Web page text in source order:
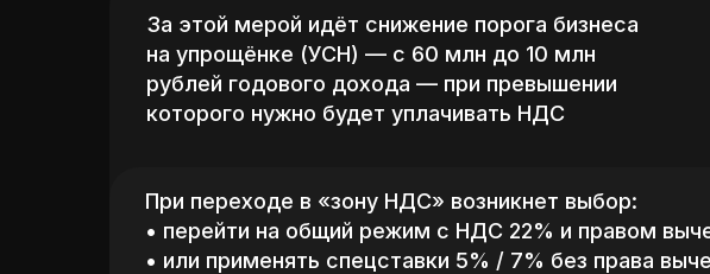
За этой мерой идёт снижение порога бизнеса
на упрощёнке (УСН) — с 60 млн до 10 млн
рублей годового дохода — при превышении
которого нужно будет уплачивать НДС
При переходе в «зону НДС» возникнет выбор:
• перейти на общий режим с НДС 22% и правом
• или применять спецставки 5% / 7% без права